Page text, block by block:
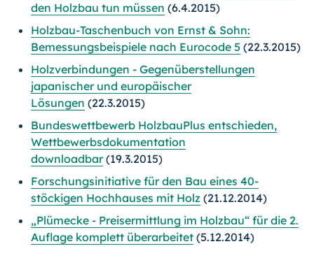
den Holzbau tun müssen (6.4.2015)
Holzbau-Taschenbuch von Ernst & Sohn:
Bemessungsbeispiele nach Eurocode 5 (22.3.2015)
Holzverbindungen - Gegenüberstellungen
japanischer und europäischer
Lösungen (22.3.2015)
Bundeswettbewerb HolzbauPlus entschieden,
Wettbewerbsdokumentation
downloadbar(19.3.2015)
Forschungsinitiative für den Bau eines 40-
stöckigen Hochhauses mit Holz (21.12.2014)
„Plümecke - Preisermittlung im Holzbau“ für die 2.
Auflage komplett überarbeitet (5.12.2014)